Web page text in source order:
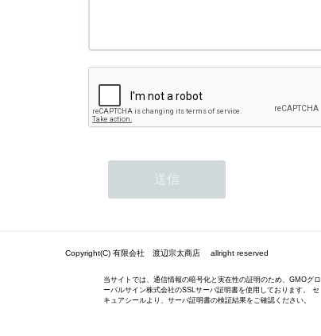
Copyright(C) 有限会社 渡辺宗太商店 allright reserved
当サイトでは、通信情報の暗号化と実在性の証明のため、GMOグロ
ーバルサイン株式会社のSSLサーバ証明書を使用しております。 セ
キュアシールより、サーバ証明書の検証結果をご確認ください。